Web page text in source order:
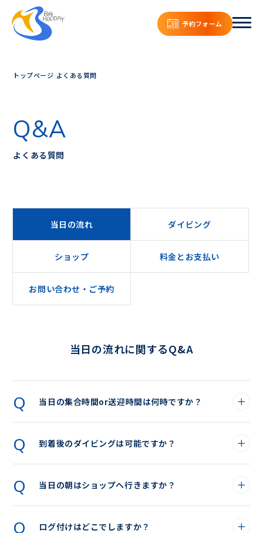
予約フォーム
Q&A
よくある質問
トップページ よくある質問
当日の流れ ダイビング
ショップ 料金とお支払い
お問い合わせ・ご予約
当日の流れに関するQ&A
当日の集合時間or送迎時間は何時ですか？
到着後のダイビングは可能ですか？
当日の朝はショップへ行きますか？
ログ付けはどこでしますか？